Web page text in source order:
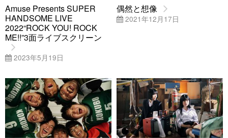
Amuse Presents SUPER
HANDSOME LIVE
2022“ROCK YOU! ROCK
ME!!”3面ライブスクリーン
2023年5月19日
偶然と想像
2021年12月17日